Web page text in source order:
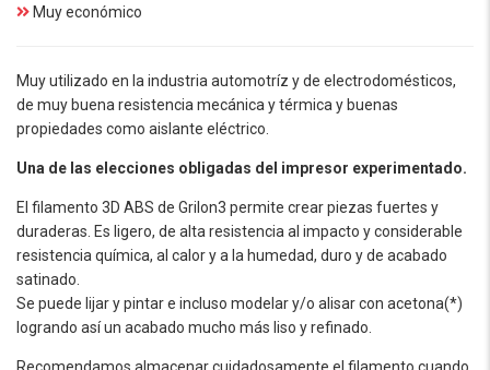
Muy económico
Muy utilizado en la industria automotríz y de electrodomésticos,
de muy buena resistencia mecánica y térmica y buenas
propiedades como aislante eléctrico.
Una de las elecciones obligadas del impresor experimentado.
El filamento 3D ABS de Grilon3 permite crear piezas fuertes y
duraderas. Es ligero, de alta resistencia al impacto y considerable
resistencia química, al calor y a la humedad, duro y de acabado
satinado.
Se puede lijar y pintar e incluso modelar y/o alisar con acetona(*)
logrando así un acabado mucho más liso y refinado.